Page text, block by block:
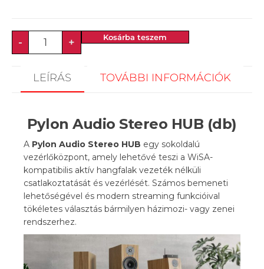
- + Kosárba teszem
LEÍRÁS TOVÁBBI INFORMÁCIÓK
Pylon Audio Stereo HUB (db)
A Pylon Audio Stereo HUB egy sokoldalú
vezérlőközpont, amely lehetővé teszi a WiSA-
kompatibilis aktív hangfalak vezeték nélküli
csatlakoztatását és vezérlését. Számos bemeneti
lehetőségével és modern streaming funkcióival
tökéletes választás bármilyen házimozi- vagy zenei
rendszerhez.